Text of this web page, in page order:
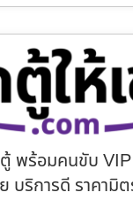
ตู้ พร้อมคนขับ
บริการดี ราคามิ